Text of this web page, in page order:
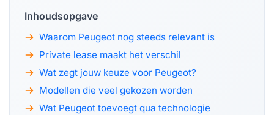
Inhoudsopgave
Waarom Peugeot nog steeds relevant is
Private lease maakt het verschil
Wat zegt jouw keuze voor Peugeot?
Modellen die veel gekozen worden
Wat Peugeot toevoegt qua technologie